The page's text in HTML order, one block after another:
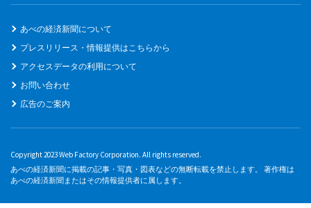
あべの経済新聞について
プレスリリース・情報提供はこちらから
アクセスデータの利用について
お問い合わせ
広告のご案内
Copyright 2023 Web Factory Corporation. All rights reserved.
あべの経済新聞に掲載の記事・写真・図表などの無断転載を禁止します。 著作権は
あべの経済新聞またはその情報提供者に属します。